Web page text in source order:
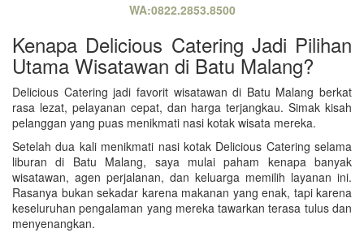
WA:0822.2853.8500
Kenapa Delicious Catering Jadi Pilihan
Utama Wisatawan di Batu Malang?
Delicious Catering jadi favorit wisatawan di Batu Malang berkat
rasa lezat, pelayanan cepat, dan harga terjangkau. Simak kisah
pelanggan yang puas menikmati nasi kotak wisata mereka.
Setelah dua kali menikmati nasi kotak Delicious Catering selama
liburan di Batu Malang, saya mulai paham kenapa banyak
wisatawan, agen perjalanan, dan keluarga memilih layanan ini.
Rasanya bukan sekadar karena makanan yang enak, tapi karena
keseluruhan pengalaman yang mereka tawarkan terasa tulus dan
menyenangkan.